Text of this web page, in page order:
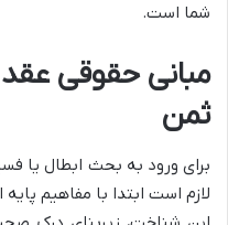
شما است.
مبانی حقوقی
ثمن
برای ورود به بحث ابطال یا
لازم است ابتدا با مفاهیم